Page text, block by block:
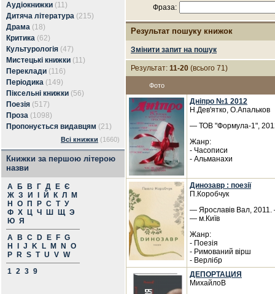
Аудіокнижки (11)
Дитяча література (215)
Драма (18)
Критика (62)
Культурологія (47)
Мистецькі книжки (11)
Переклади (116)
Періодика (149)
Піксельні книжки (56)
Поезія (517)
Проза (1098)
Пропонується видавцям (21)
Всі книжки (1660)
Книжки за першою літерою
назви
А Б В Г Д Е Є
Ж З И Й К Л
М
Н
О П Р С Т У
Ф Х Ц Ч Ш Щ Э
Ю Я
A
B C D E F G
H
J K L M N
O
P
R S T U V W
1 2 3 9
Фраза:
Результат пошуку книжок
Змінити запит на пошук
Результат: 11-20 (всього 71)
Фото
Дніпро №1 2012
Н.Дев'ятко, О.Апальков
— ТОВ "Формула-1",
Жанр:
- Часописи
- Альманахи
Динозавр : поезії
П.Коробчук
— Ярославів Вал, 2011.
— м.Київ
Жанр:
- Поезія
- Римований вірш
- Верлібр
ДЕПОРТАЦИЯ
МихайлоВ